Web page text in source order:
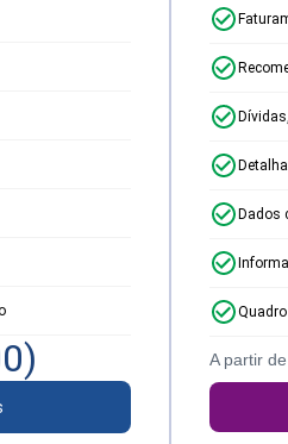
)
Dados
A partir de